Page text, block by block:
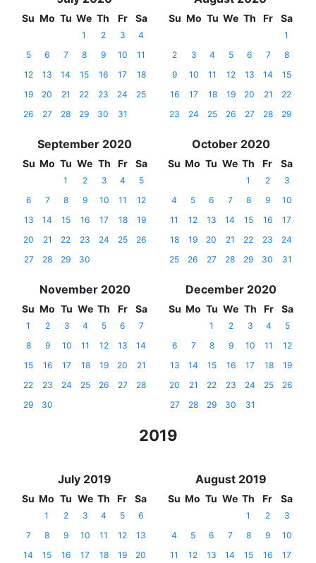
Su Mo Tu We Th Fr Sa
1 2 3
4
5
6 7 8 9 10
11
12
13 14 15 16 17
18
19
20 21 22 23 24
25
26
27 28 29 30 31
Su Mo Tu We Th Fr Sa
1
2
3 4 5 6 7
8
9
10 11 12 13 14
15
16
17 18 19 20 21
22
23
24 25 26 27 28 29
September 2020
Su Mo Tu We Th Fr Sa
1 2 3 4
5
6
7 8 9 10 11
12
13
14 15 16 17 18
19
20
21 22 23 24 25
26
27
28 29 30
October 2020
Su Mo Tu We Th Fr Sa
1 2
3
4
5 6 7 8 9
10
11
12 13 14 15 16
17
18
19 20 21 22 23
24
25
26 27 28 29 30 31
November 2020
Su Mo Tu We Th Fr Sa
1 2 3 4 5 6
7
8
9 10 11 12 13
14
15
16 17 18 19 20
21
22
23 24 25 26 27
28
29
30
December 2020
Su Mo Tu We Th Fr Sa
1 2 3 4
5
6
7 8 9 10 11
12
13
14 15 16 17 18
19
20
21 22 23 24 25
26
27
28 29 30 31
2019
July 2019
Su Mo Tu We Th Fr Sa
1 2 3 4 5
6
7
8 9 10 11 12
13
14
15 16 17 18 19
20
August 2019
Su Mo Tu We Th Fr Sa
1 2
3
4
5 6 7 8 9
10
11
12 13 14 15 16
17